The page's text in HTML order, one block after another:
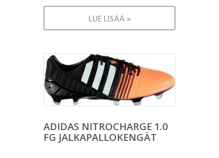
LUE LISÄÄ »
ADIDAS NITROCHARGE 1.0
FG JALKAPALLOKENGÄT